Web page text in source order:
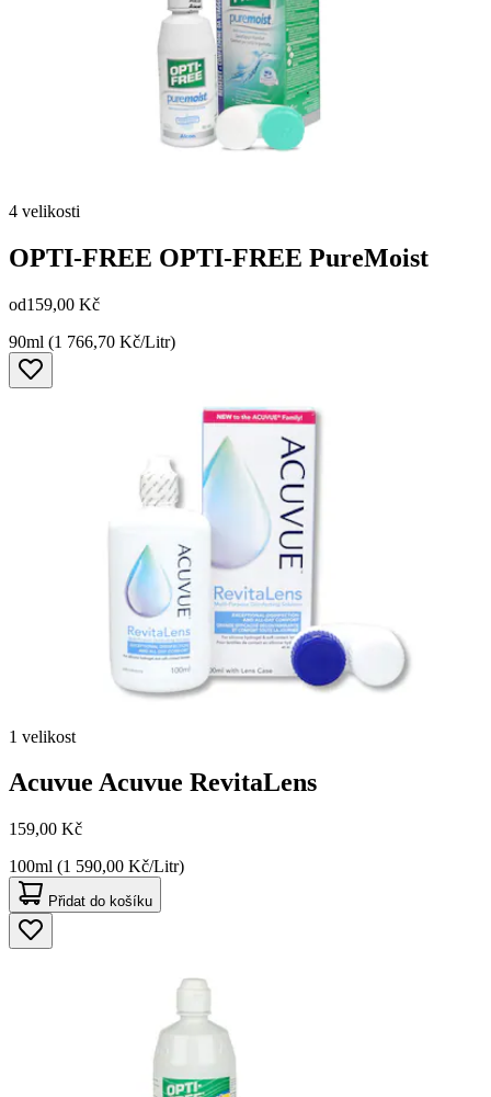
4 velikosti
OPTI-FREE OPTI-FREE PureMoist
od159,00 Kč
90ml (1 766,70 Kč/Litr)
1 velikost
Acuvue Acuvue RevitaLens
159,00 Kč
100ml (1 590,00 Kč/Litr)
Přidat do košíku